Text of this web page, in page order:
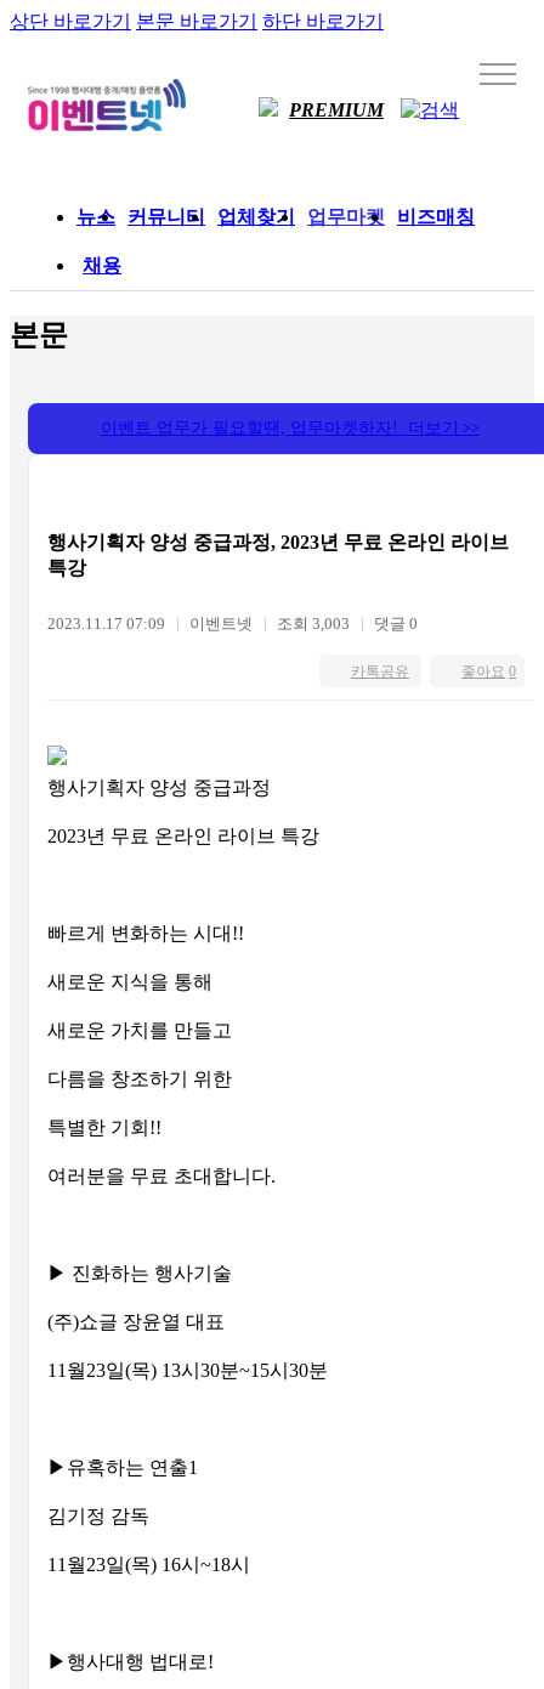
상단 바로가기 본문 바로가기 하단 바로가기
PREMIUM
뉴스 커뮤니티 업체찾기 업무마켓 비즈매칭
채용
본문
이벤트 업무가 필요할땐, 업무마켓하자! 더보기 >>
행사기획자 양성 중급과정, 2023년 무료 온라인 라이브
특강
2023.11.17 07:09 이벤트넷 조회 3,003 댓글 0
좋아요 0
카톡공유
행사기획자 양성 중급과정
2023년 무료 온라인 라이브 특강
빠르게 변화하는 시대!!
새로운 지식을 통해
새로운 가치를 만들고
다름을 창조하기 위한
특별한 기회!!
여러분을 무료 초대합니다.
▶ 진화하는 행사기술
(주)쇼글 장윤열 대표
11월23일(목) 13시30분~15시30분
▶유혹하는 연출1
김기정 감독
11월23일(목) 16시~18시
▶행사대행 법대로!